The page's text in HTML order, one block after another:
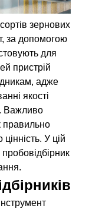
зернових
за допомогою
для
пристрій
адже
якості
Важливо
правильно
У цій